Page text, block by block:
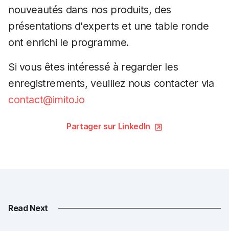
nouveautés dans nos produits, des
présentations d'experts et une table ronde
ont enrichi le programme.
Si vous êtes intéressé à regarder les
enregistrements, veuillez nous contacter via
contact@imito.io
Partager sur LinkedIn
Read Next